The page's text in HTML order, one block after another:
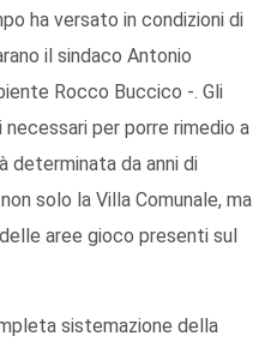
ha versato in condizioni di
il sindaco Antonio
Rocco Buccico -. Gli
per porre rimedio a
determinata da anni di
solo la Villa Comunale, ma
aree gioco presenti sul
sistemazione della